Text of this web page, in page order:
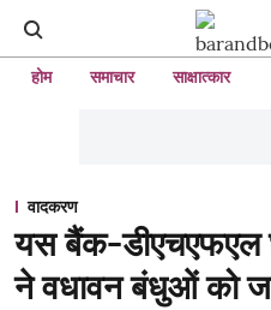
होम समाचार साक्षात्कार
वादकरण
यस बैंक-डीएचएफएल
ने वधावन बंधुओं को